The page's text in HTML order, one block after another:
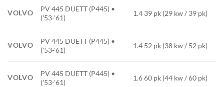
VOLVO
PV 445 DUETT (P445) •
('53-'61)
1.4 39 pk (29 kw / 39 pk)
VOLVO
PV 445 DUETT (P445) •
('53-'61)
1.4 52 pk (38 kw / 52 pk)
VOLVO
PV 445 DUETT (P445) •
('53-'61)
1.6 60 pk (44 kw / 60 pk)